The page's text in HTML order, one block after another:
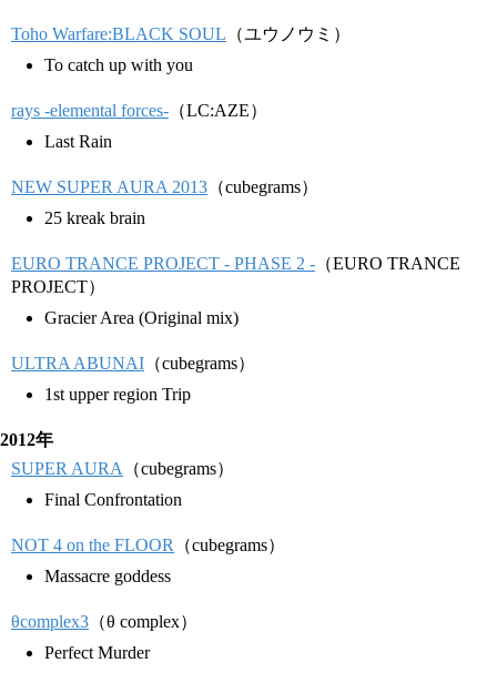
Toho Warfare:BLACK SOUL （ユウノウミ）
To catch up with you
rays -elemental forces- （LC:AZE）
Last Rain
NEW SUPER AURA 2013 （cubegrams）
25 kreak brain
EURO TRANCE PROJECT - PHASE 2 - （EURO TRANCE
PROJECT）
Gracier Area (Original mix)
ULTRA ABUNAI （cubegrams）
1st upper region Trip
2012年
SUPER AURA
（cubegrams）
Final Confrontation
NOT 4 on the FLOOR
（cubegrams）
Massacre goddess
θcomplex3 （θ complex）
Perfect Murder